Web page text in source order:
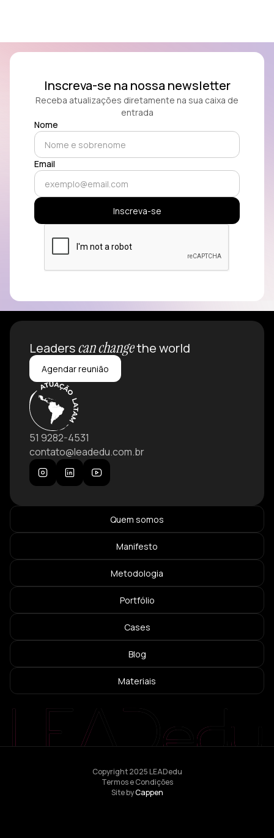
Inscreva-se na nossa newsletter
Receba atualizações diretamente na sua caixa de
entrada
Nome
Email
Leaderscan changethe world
Agendar reunião
51 9282-4531
contato@leadedu.com.br
Quem somos
Manifesto
Metodologia
Portfólio
Cases
Blog
Materiais
Copyright 2025 LEADedu
Termos e Condições
Site byCappen